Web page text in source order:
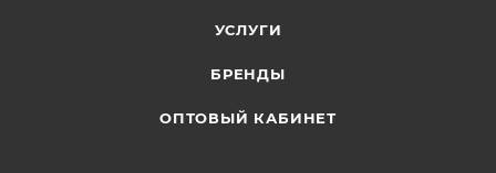
УСЛУГИ
БРЕНДЫ
ОПТОВЫЙ КАБИНЕТ